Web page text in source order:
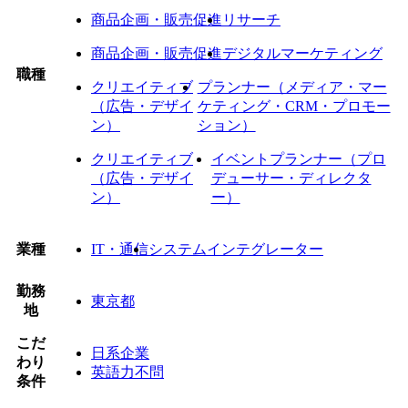
職種
商品企画・販売促進 リサーチ
商品企画・販売促進デジタルマーケティング
クリエイティブ
（広告・デザイ
ン）
プランナー（メディア・マー
ケティング・CRM・プロモー
ション）
クリエイティブ
（広告・デザイ
ン）
イベントプランナー（プロ
デューサー・ディレクタ
ー）
業種 IT・通信システムインテグレーター
勤務
地
東京都
こだ
わり
条件
日系企業
英語力不問